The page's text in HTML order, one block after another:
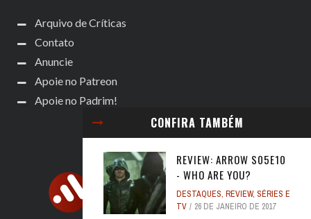
CONFIRA TAMBÉM
REVIEW: ARROW S05E10
- WHO ARE YOU?
DESTAQUES, REVIEW, SÉRIES E
TV
26 DE JANEIRO DE 2017
Arquivo de Críticas
Contato
Anuncie
Apoie no Patreon
Apoie no Padrim!